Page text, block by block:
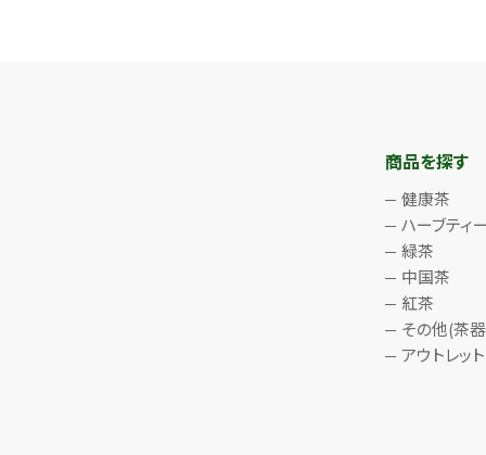
商品を探す
健康茶
ハーブティー
緑茶
中国茶
紅茶
その他(茶
アウトレット